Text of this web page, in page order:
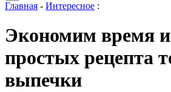
Главная - Интересное :
Экономим время
простых рецепта
выпечки